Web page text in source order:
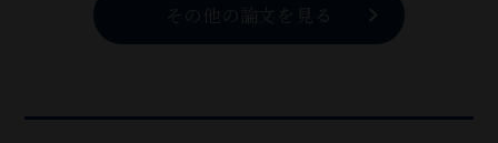
その他の論文を見る